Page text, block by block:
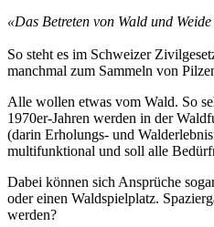
«Das Betreten von Wald und
So steht es im Schweizer
manchmal zum Sammeln von
Alle wollen etwas vom Wald. So
1970er-Jahren werden in der
(darin Erholungs- und
multifunktional und soll alle
Dabei können sich Ansprüche
oder einen Waldspielplatz.
werden?